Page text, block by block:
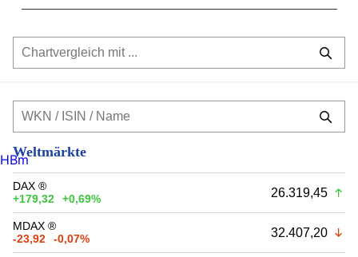
Weltmärkte
DAX ®
+179,32
+0,69% 26.319,45
MDAX ®
-23,92
-0,07% 32.407,20
HBm